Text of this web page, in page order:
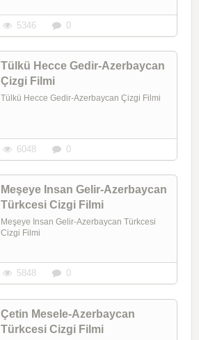
5346 0
Tülkü Hecce Gedir-Azerbaycan
Çizgi Filmi
Tülkü Hecce Gedir-Azerbaycan Çizgi Filmi
6048 0
Meşeye Insan Gelir-Azerbaycan
Türkcesi Cizgi Filmi
Meşeye Insan Gelir-Azerbaycan Türkcesi
Cizgi Filmi
5848 0
Çetin Mesele-Azerbaycan
Türkcesi Cizgi Filmi